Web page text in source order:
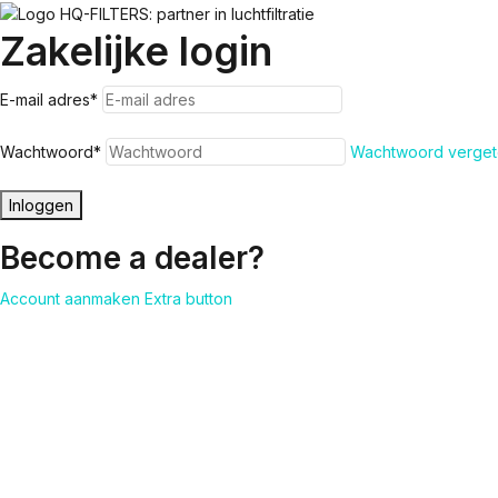
Zakelijke login
E-mail adres*
Wachtwoord* Wachtwoord
Inloggen
Become a dealer?
Account aanmaken Extra button